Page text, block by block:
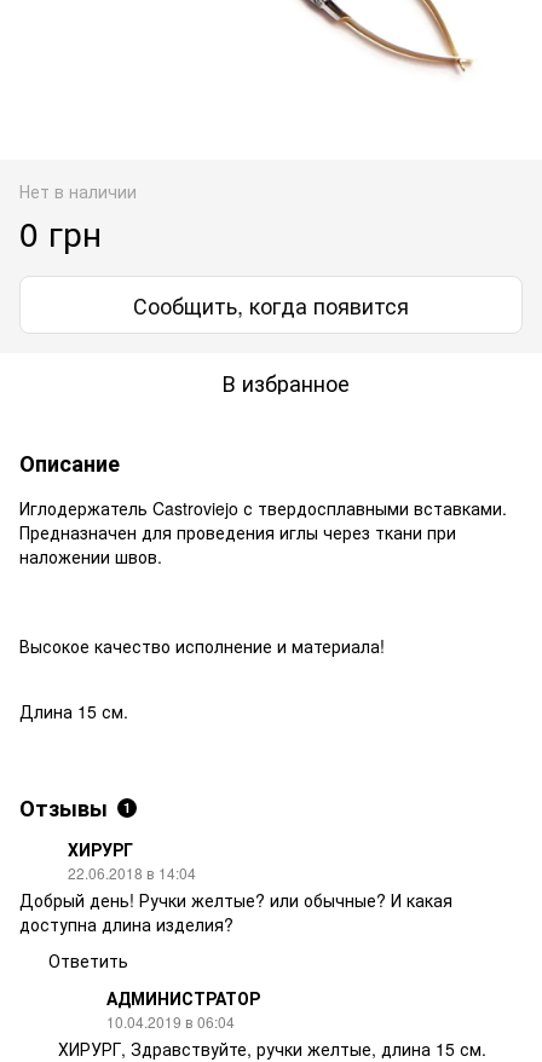
Нет в наличии
0 грн
Сообщить, когда появится
В избранное
Описание
Иглодержатель Castroviejo с твердосплавными вставками.
Предназначен для проведения иглы через ткани при
наложении швов.
Высокое качество исполнение и материала!
Длина 15 см.
Отзывы 1
ХИРУРГ
22.06.2018 в 14:04
Добрый день! Ручки желтые? или обычные? И какая
доступна длина изделия?
Ответить
АДМИНИСТРАТОР
10.04.2019 в 06:04
ХИРУРГ, Здравствуйте, ручки желтые, длина 15 см.